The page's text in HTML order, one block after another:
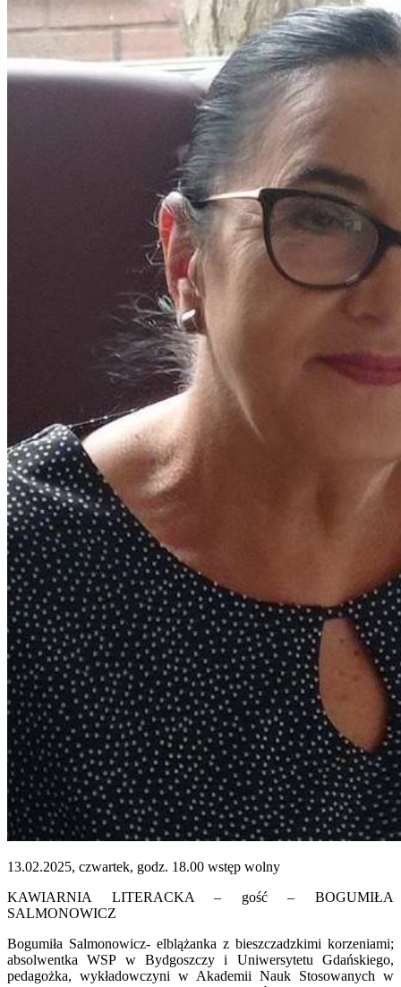
13.02.2025, czwartek, godz. 18.00 wstęp wolny
KAWIARNIA LITERACKA – gość – BOGUMIŁA
SALMONOWICZ
Bogumiła Salmonowicz- elblążanka z bieszczadzkimi korzeniami;
absolwentka WSP w Bydgoszczy i Uniwersytetu Gdańskiego,
pedagożka, wykładowczyni w Akademii Nauk Stosowanych w